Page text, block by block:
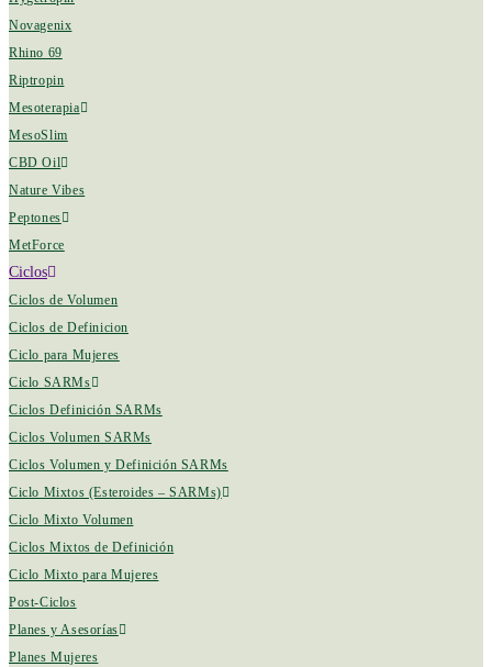
Novagenix
Rhino 69
Riptropin
Mesoterapia
MesoSlim
CBD Oil
Nature Vibes
Peptones
MetForce
Ciclos
Ciclos de Volumen
Ciclos de Definicion
Ciclo para Mujeres
Ciclo SARMs
Ciclos Definición SARMs
Ciclos Volumen SARMs
Ciclos Volumen y Definición SARMs
Ciclo Mixtos (Esteroides – SARMs)
Ciclo Mixto Volumen
Ciclos Mixtos de Definición
Ciclo Mixto para Mujeres
Post-Ciclos
Planes y Asesorías
Planes Mujeres